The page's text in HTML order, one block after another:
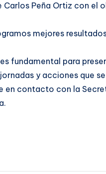
Peña Ortiz con
mejores
fundamental para
y acciones que
contacto con la